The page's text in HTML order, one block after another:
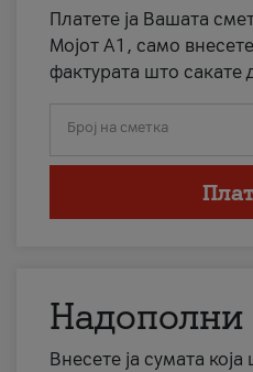
Платете ја Вашата
Мојот А1, само
фактурата што сакате
Број на сметка
Надополни
Внесете ја сумата која